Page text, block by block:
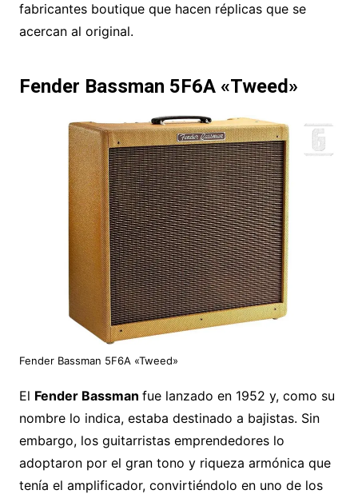
fabricantes boutique que hacen réplicas que se
acercan al original.
Fender Bassman 5F6A «Tweed»
Fender Bassman 5F6A «Tweed»
El Fender Bassman fue lanzado en 1952 y, como su
nombre lo indica, estaba destinado a bajistas. Sin
embargo, los guitarristas emprendedores lo
adoptaron por el gran tono y riqueza armónica que
tenía el amplificador, convirtiéndolo en uno de los